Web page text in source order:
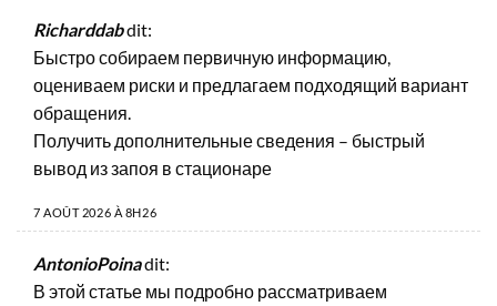
Richarddabdit:
Быстро собираем первичную информацию,
оцениваем риски и предлагаем подходящий вариант
обращения.
Получить дополнительные сведения – быстрый
вывод из запоя в стационаре
7 AOÛT 2026 À 8H26
AntonioPoinadit:
В этой статье мы подробно рассматриваем